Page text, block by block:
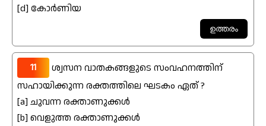
[d] കോർണിയ
11
ശ്വസന വാതകങ്ങളുടെ സംവഹനത്തിന്
സഹായിക്കുന്ന രക്തത്തിലെ ഘടകം ഏത് ?
[a] ചുവന്ന രക്താണുക്കൾ
[b] വെളുത്ത രക്താണുക്കൾ